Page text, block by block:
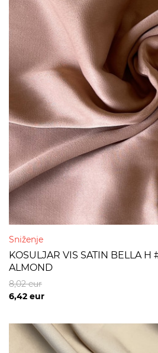
Sniženje
KOSULJAR VIS SATIN BELLA H
ALMOND
6,42 eur
8,02eur